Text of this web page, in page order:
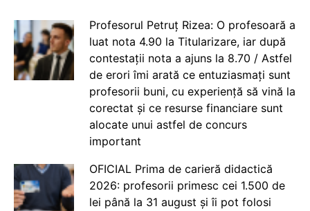
Profesorul Petruț Rizea: O profesoară a
luat nota 4.90 la Titularizare, iar după
contestații nota a ajuns la 8.70 / Astfel
de erori îmi arată ce entuziasmați sunt
profesorii buni, cu experiență să vină la
corectat și ce resurse financiare sunt
alocate unui astfel de concurs
important
OFICIAL Prima de carieră didactică
2026: profesorii primesc cei 1.500 de
lei până la 31 august și îi pot folosi